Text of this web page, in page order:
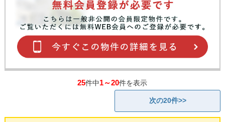
25件中1～20件を表示
次の20件>>